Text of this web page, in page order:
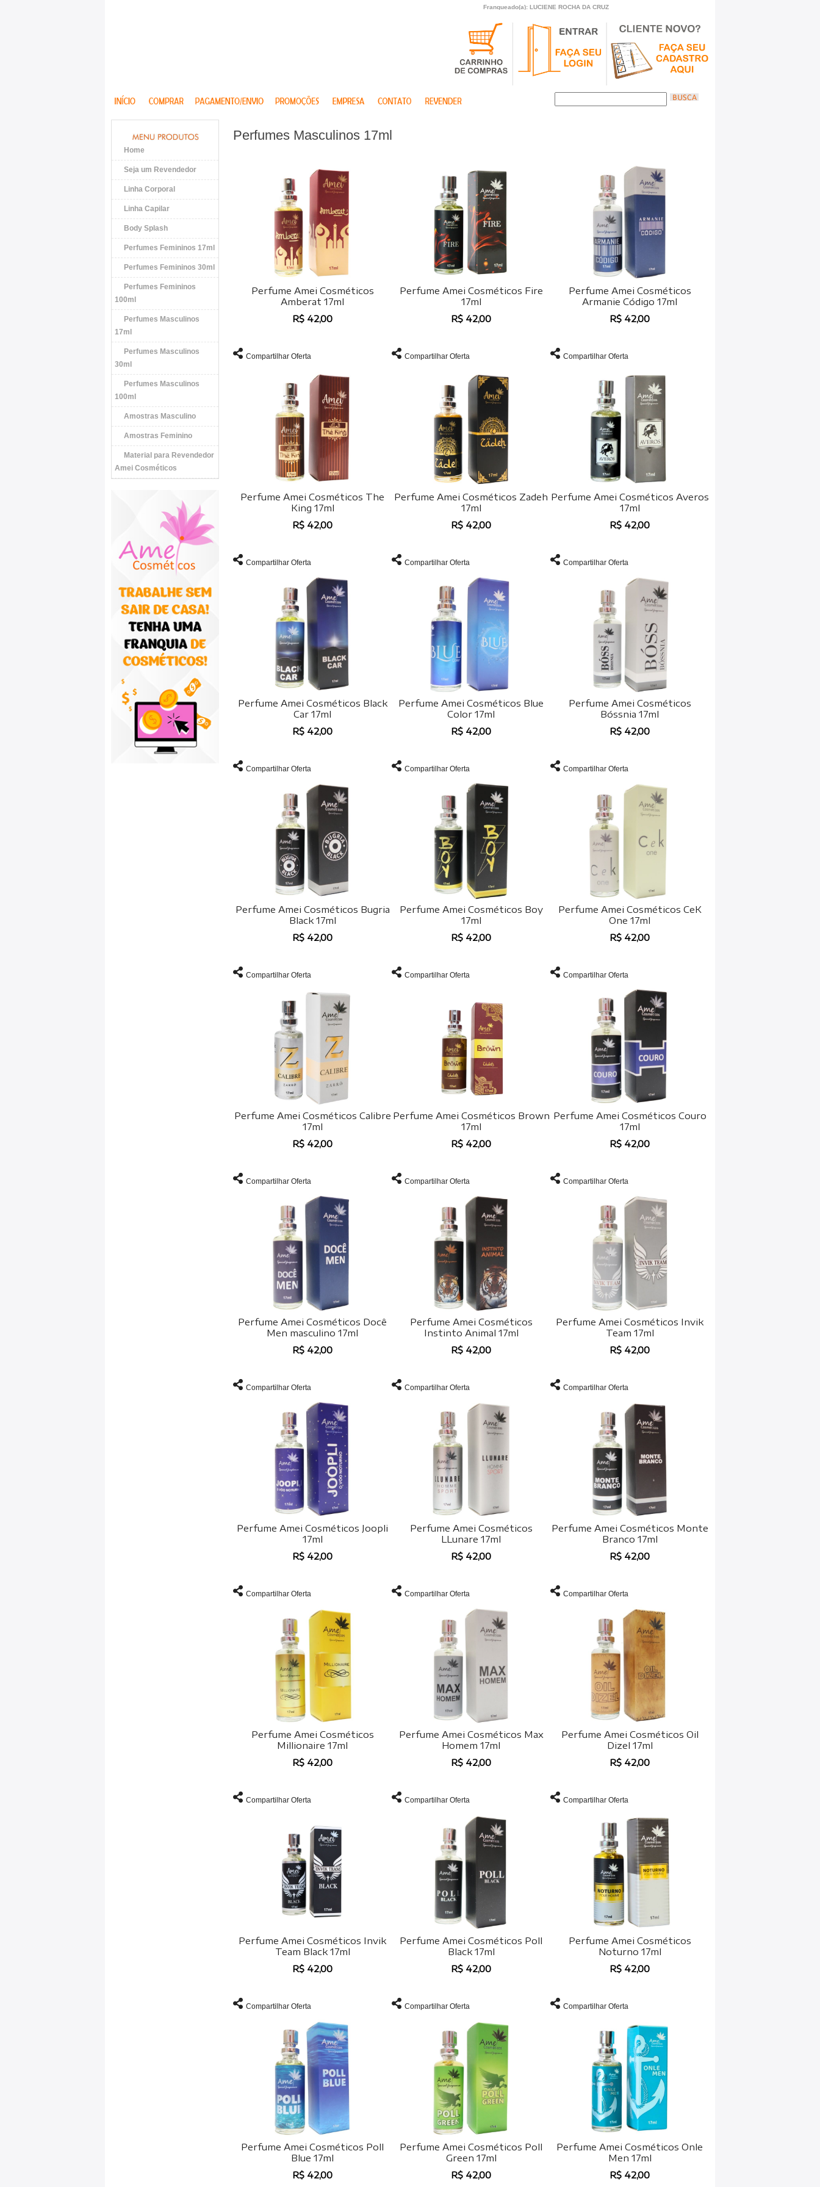
Franqueado(a): LUCIENE ROCHA DA CRUZ
Home
Seja um Revendedor
Linha Corporal
Linha Capilar
Body Splash
Perfumes Femininos 17ml
Perfumes Femininos 30ml
Perfumes Femininos
100ml
Perfumes Masculinos
17ml
Perfumes Masculinos
30ml
Perfumes Masculinos
100ml
Amostras Masculino
Amostras Feminino
Material para Revendedor
Amei Cosméticos
Perfumes Masculinos 17ml
Perfume Amei Cosméticos
Amberat 17ml
R$ 42,00
Compartilhar Oferta
Perfume Amei Cosméticos Fire
17ml
R$ 42,00
Compartilhar Oferta
Perfume Amei Cosméticos
Armanie Código 17ml
R$ 42,00
Compartilhar Oferta
Perfume Amei Cosméticos The
King 17ml
R$ 42,00
Compartilhar Oferta
Perfume Amei Cosméticos Zadeh
17ml
R$ 42,00
Compartilhar Oferta
Perfume Amei Cosméticos Averos
17ml
R$ 42,00
Compartilhar Oferta
Perfume Amei Cosméticos Black
Car 17ml
R$ 42,00
Compartilhar Oferta
Perfume Amei Cosméticos Blue
Color 17ml
R$ 42,00
Compartilhar Oferta
Perfume Amei Cosméticos
Bóssnia 17ml
R$ 42,00
Compartilhar Oferta
Perfume Amei Cosméticos Bugria
Black 17ml
R$ 42,00
Compartilhar Oferta
Perfume Amei Cosméticos Boy
17ml
R$ 42,00
Compartilhar Oferta
Perfume Amei Cosméticos CeK
One 17ml
R$ 42,00
Compartilhar Oferta
Perfume Amei Cosméticos Calibre
17ml
R$ 42,00
Compartilhar Oferta
Perfume Amei Cosméticos Brown
17ml
R$ 42,00
Compartilhar Oferta
Perfume Amei Cosméticos Couro
17ml
R$ 42,00
Compartilhar Oferta
Perfume Amei Cosméticos Docê
Men masculino 17ml
R$ 42,00
Compartilhar Oferta
Perfume Amei Cosméticos
Instinto Animal 17ml
R$ 42,00
Compartilhar Oferta
Perfume Amei Cosméticos Invik
Team 17ml
R$ 42,00
Compartilhar Oferta
Perfume Amei Cosméticos Joopli
17ml
R$ 42,00
Compartilhar Oferta
Perfume Amei Cosméticos
LLunare 17ml
R$ 42,00
Compartilhar Oferta
Perfume Amei Cosméticos Monte
Branco 17ml
R$ 42,00
Compartilhar Oferta
Perfume Amei Cosméticos
Millionaire 17ml
R$ 42,00
Compartilhar Oferta
Perfume Amei Cosméticos Max
Homem 17ml
R$ 42,00
Compartilhar Oferta
Perfume Amei Cosméticos Oil
Dizel 17ml
R$ 42,00
Compartilhar Oferta
Perfume Amei Cosméticos Invik
Team Black 17ml
R$ 42,00
Compartilhar Oferta
Perfume Amei Cosméticos Poll
Black 17ml
R$ 42,00
Compartilhar Oferta
Perfume Amei Cosméticos
Noturno 17ml
R$ 42,00
Compartilhar Oferta
Perfume Amei Cosméticos Poll
Blue 17ml
R$ 42,00
Perfume Amei Cosméticos Poll
Green 17ml
R$ 42,00
Perfume Amei Cosméticos Onle
Men 17ml
R$ 42,00